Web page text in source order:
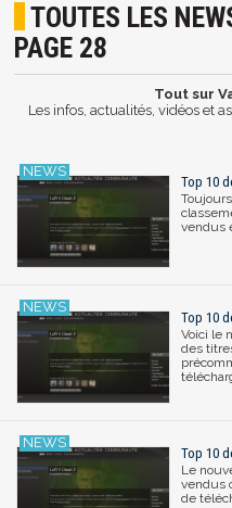
TOUTES LES
PAGE 28
Tout sur
Les infos, actualités, vidéos et
Top 10
vendus
Top 10
Voici le
des
Top 10
Le
vendus
de